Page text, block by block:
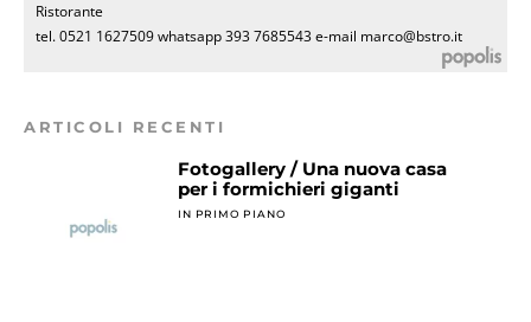
Ristorante
tel. 0521 1627509 whatsapp 393 7685543 e-mail marco@bstro.it
ARTICOLI RECENTI
Fotogallery / Una nuova casa
per i formichieri giganti
IN PRIMO PIANO